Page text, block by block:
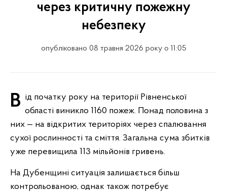
через критичну пожежну
небезпеку
опубліковано 08 травня 2026 року о 11:05
Від початку року на території Рівненської області виникло 1160 пожеж. Понад половина з
них — на відкритих територіях через спалювання
сухої рослинності та сміття. Загальна сума збитків
уже перевищила 113 мільйонів гривень.
На Дубенщині ситуація залишається більш
контрольованою, однак також потребує